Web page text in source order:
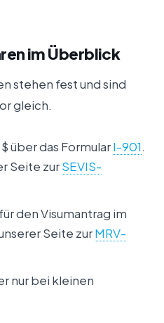
im Überblick
stehen fest und sind
gleich.
über das FormularI-901.
Seite zurSEVIS-
den Visumantrag im
Seite zurMRV-
nur bei kleinen